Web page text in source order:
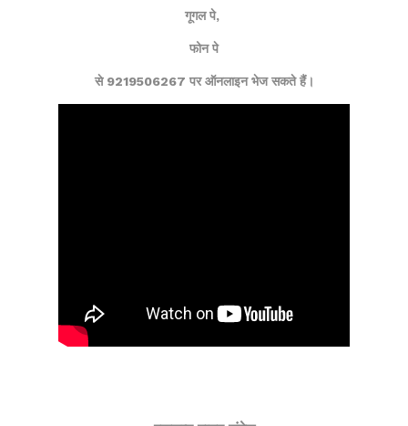
गूगल पे,
फोन पे
से 9219506267 पर ऑनलाइन भेज सकते हैं।